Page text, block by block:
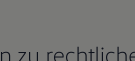
zu